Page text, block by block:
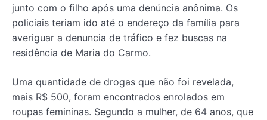
junto com o filho após uma denúncia anônima. Os
policiais teriam ido até o endereço da família para
averiguar a denuncia de tráfico e fez buscas na
residência de Maria do Carmo.
Uma quantidade de drogas que não foi revelada,
mais R$ 500, foram encontrados enrolados em
roupas femininas. Segundo a mulher, de 64 anos, que